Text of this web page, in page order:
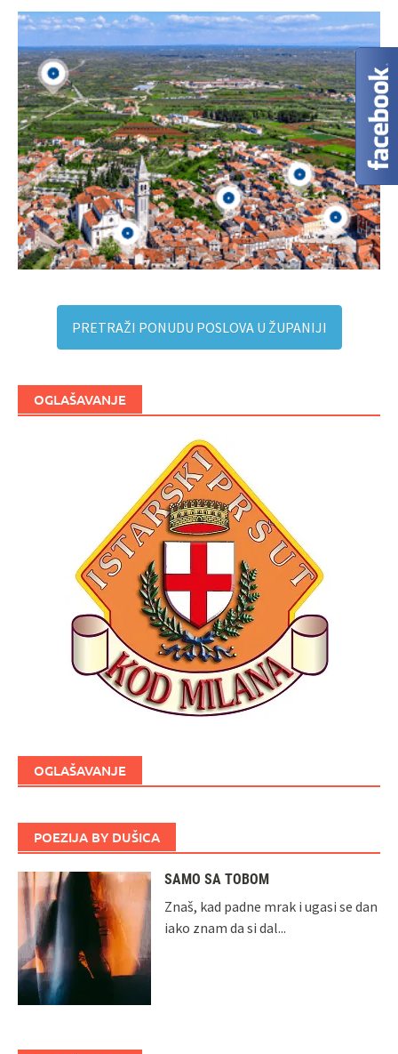
PRETRAŽI PONUDU POSLOVA U ŽUPANIJI
OGLAŠAVANJE
OGLAŠAVANJE
POEZIJA BY DUŠICA
SAMO SA TOBOM
Znaš, kad padne mrak i ugasi se dan
iako znam da si dal...